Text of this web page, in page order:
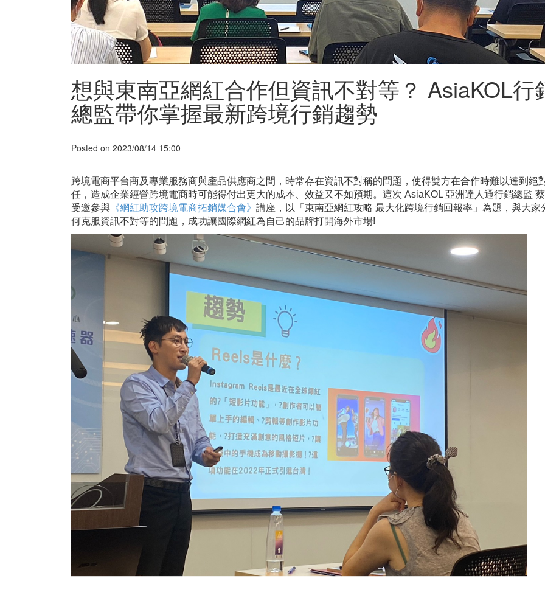
想與東南亞網紅合作但資訊不對等？ AsiaKOL行
總監帶你掌握最新跨境行銷趨勢
Posted on 2023/08/14 15:00
跨境電商平台商及專業服務商與產品供應商之間，時常存在資訊不對稱的問題，使得雙方在合作時難以達到絕
任，造成企業經營跨境電商時可能得付出更大的成本、效益又不如預期。這次 AsiaKOL 亞洲達人通行銷總監
受邀參與 《網紅助攻跨境電商拓銷媒合會》 講座，以「東南亞網紅攻略 最大化跨境行銷回報率」為題，與大家
何克服資訊不對等的問題，成功讓國際網紅為自己的品牌打開海外市場!